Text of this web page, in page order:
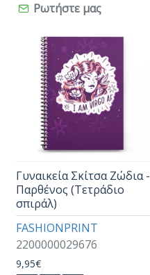
Ρωτήστε μας
FASHIONPRINT
2200000029676
Γυναικεία Σκίτσα Ζώδια -
Παρθένος (Τετράδιο
σπιράλ)
9,95€